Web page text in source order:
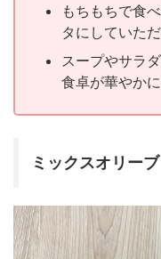
もちもちで食
タにしていただ
スープやサラ
食卓が華やかに
ミックスオリーブ